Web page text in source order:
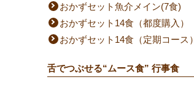
おかずセット魚介メイン(7食)
おかずセット14食（都度購入）
おかずセット14食（定期コース）
舌でつぶせる“ムース食” 行事食